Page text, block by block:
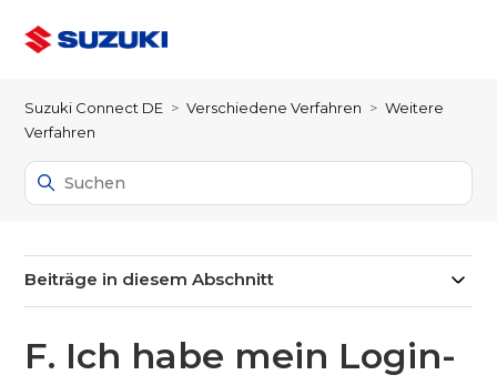
Suzuki Connect DE Verschiedene Verfahren
Weitere
Verfahren
Beiträge in diesem Abschnitt
F. Ich habe mein Login-